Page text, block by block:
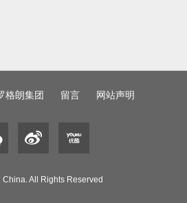
格朗集团 留言 网站声明
All Rights Reserved